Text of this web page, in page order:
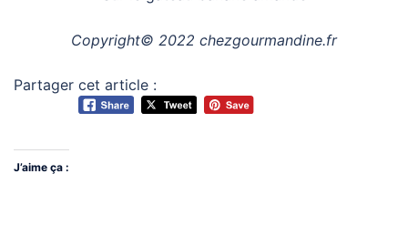
Copyright© 2022 chezgourmandine.fr
Partager cet article :
J’aime ça :